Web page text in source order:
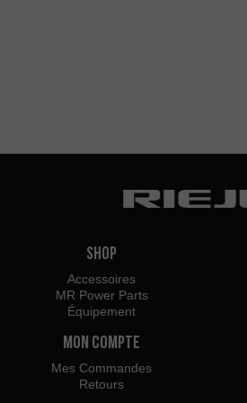
Shop
Accessoires
MR Power Parts
Équipement
Mon Compte
Mes Commandes
Retours